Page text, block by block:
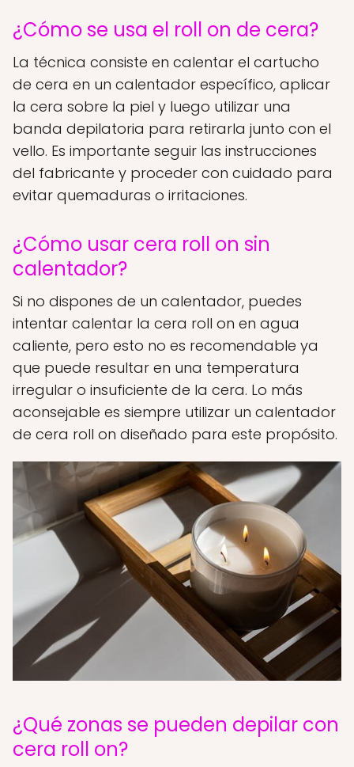
¿Cómo se usa el roll on de cera?
La técnica consiste en calentar el cartucho
de cera en un calentador específico, aplicar
la cera sobre la piel y luego utilizar una
banda depilatoria para retirarla junto con el
vello. Es importante seguir las instrucciones
del fabricante y proceder con cuidado para
evitar quemaduras o irritaciones.
¿Cómo usar cera roll on sin
calentador?
Si no dispones de un calentador, puedes
intentar calentar la cera roll on en agua
caliente, pero esto no es recomendable ya
que puede resultar en una temperatura
irregular o insuficiente de la cera. Lo más
aconsejable es siempre utilizar un calentador
de cera roll on diseñado para este propósito.
¿Qué zonas se pueden depilar con
cera roll on?